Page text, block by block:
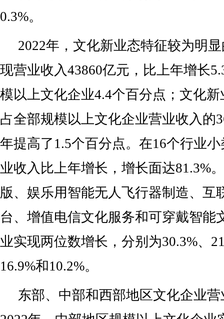
0.3%。
2022年，文化新业态特征较为明
现营业收入43860亿元，比上年增长
模以上文化企业4.4个百分点；文化
占全部规模以上文化企业营业收入的
年提高了1.5个百分点。在16个行业
业收入比上年增长，增长面达81.3%
版、娱乐用智能无人飞行器制造、互
台、增值电信文化服务和可穿戴智能
业实现两位数增长，分别为30.3%、
16.9%和10.2%。
东部、中部和西部地区文化企业